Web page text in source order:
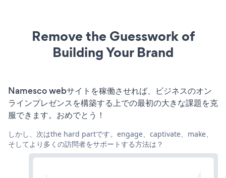
Remove the Guesswork of
Building Your Brand
Namesco webサイトを稼働させれば、ビジネスのオン
ラインプレゼンスを構築する上での最初の大きな課題を克
服できます。おめでとう！
しかし、次はthe hard partです。engage、captivate、make、
そしてより多くの訪問者をサポートする方法は？